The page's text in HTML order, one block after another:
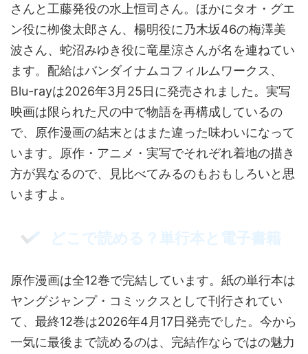
さんと工藤発役の水上恒司さん。ほかにタオ・グエ
ン役に栁俊太郎さん、楊明役に乃木坂46の梅澤美
波さん、蛇沼みゆき役に竜星涼さんが名を連ねてい
ます。配給はバンダイナムコフィルムワークス、
Blu-rayは2026年3月25日に発売されました。実写
映画は限られた尺の中で物語を再構成しているの
で、原作漫画の結末とはまた違った味わいになって
います。原作・アニメ・実写でそれぞれ着地の描き
方が異なるので、見比べてみるのもおもしろいと思
いますよ。
どこで読める？単行本と電子書籍
原作漫画は全12巻で完結しています。紙の単行本は
ヤングジャンプ・コミックスとして刊行されてい
て、最終12巻は2026年4月17日発売でした。今から
一気に最後まで読めるのは、完結作ならではの魅力